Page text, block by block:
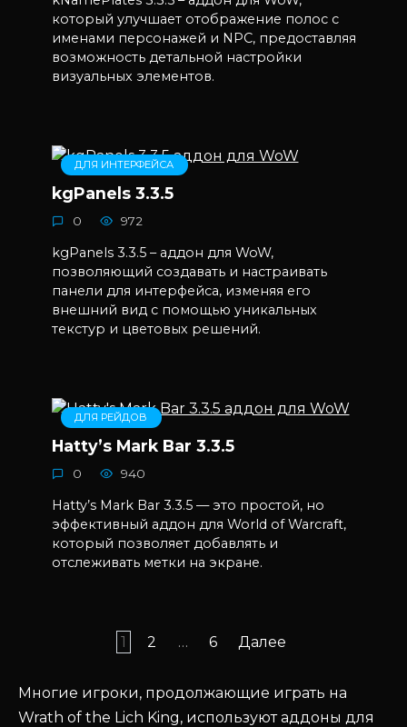
который улучшает отображение полос с
именами персонажей и NPC, предоставляя
возможность детальной настройки
визуальных элементов.
ДЛЯ ИНТЕРФЕЙСА
kgPanels 3.3.5
0 972
kgPanels 3.3.5 – аддон для WoW,
позволяющий создавать и настраивать
панели для интерфейса, изменяя его
внешний вид с помощью уникальных
текстур и цветовых решений.
ДЛЯ РЕЙДОВ
Hatty’s Mark Bar 3.3.5
0 940
Hatty’s Mark Bar 3.3.5 — это простой, но
эффективный аддон для World of Warcraft,
который позволяет добавлять и
отслеживать метки на экране.
1 2 … 6 Далее
Многие игроки, продолжающие играть на
Wrath of the Lich King, используют аддоны для